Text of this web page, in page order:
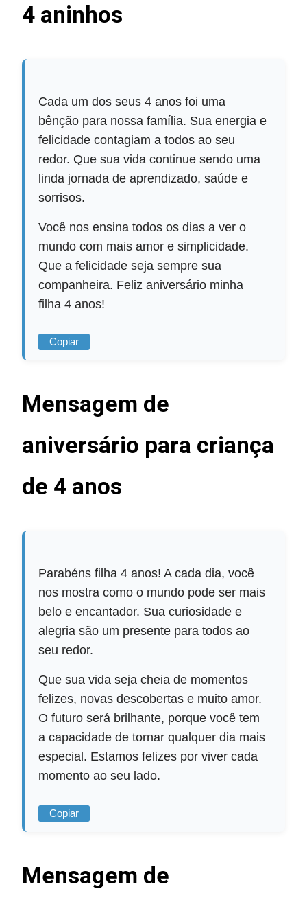
4 aninhos
Cada um dos seus 4 anos foi uma
bênção para nossa família. Sua energia e
felicidade contagiam a todos ao seu
redor. Que sua vida continue sendo uma
linda jornada de aprendizado, saúde e
sorrisos.
Você nos ensina todos os dias a ver o
mundo com mais amor e simplicidade.
Que a felicidade seja sempre sua
companheira. Feliz aniversário minha
filha 4 anos!
Copiar
Mensagem de
aniversário para criança
de 4 anos
Parabéns filha 4 anos! A cada dia, você
nos mostra como o mundo pode ser mais
belo e encantador. Sua curiosidade e
alegria são um presente para todos ao
seu redor.
Que sua vida seja cheia de momentos
felizes, novas descobertas e muito amor.
O futuro será brilhante, porque você tem
a capacidade de tornar qualquer dia mais
especial. Estamos felizes por viver cada
momento ao seu lado.
Copiar
Mensagem de